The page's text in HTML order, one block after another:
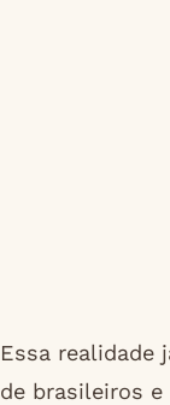
Essa realidade
de brasileiros